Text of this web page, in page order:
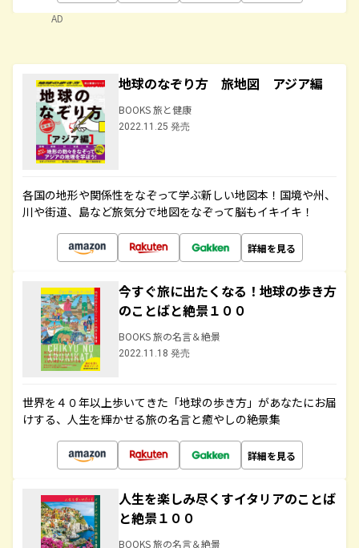
AD
地球のなぞり方 旅地図 アジア編
BOOKS 旅と健康
2022.11.25 発売
各国の地形や関係性をなぞって学ぶ新しい地図本！国境や州、
川や街道、島など旅気分で地図をなぞって脳もイキイキ！
詳細を見る
今すぐ旅に出たくなる！地球の歩き方
のことばと絶景１００
BOOKS 旅の名言＆絶景
2022.11.18 発売
世界を４０年以上歩いてきた「地球の歩き方」があなたにお届
けする、人生を輝かせる旅の名言と癒やしの絶景集
詳細を見る
人生を楽しみ尽くすイタリアのことば
と絶景１００
BOOKS 旅の名言＆絶景